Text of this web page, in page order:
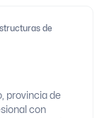
de
provincia de
con